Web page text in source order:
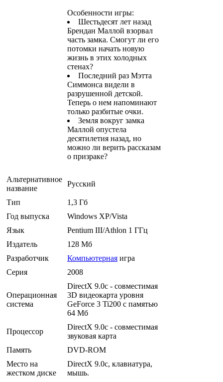
Особенности игры:
Шестьдесят лет назад
Брендан Маллой взорвал
часть замка. Смогут ли его
потомки начать новую
жизнь в этих холодных
стенах?
Последний раз Мэтта
Симмонса видели в
разрушенной детской.
Теперь о нем напоминают
только разбитые очки.
Земля вокруг замка
Маллой опустела
десятилетия назад, но
можно ли верить рассказам
о призраке?
Альтернативное
название
Русский
Тип
1,3 Гб
Год выпуска
Windows ХР/Vista
Язык
Pentium III/Athlon 1 ГГц
Издатель
128 Мб
Разработчик
Компьютерная игра
Серия
2008
Операционная
система
DirectX 9.0c - совместимая
3D видеокарта уровня
GeForce 3 Ti200 с памятью
64 Мб
Процессор
DirectX 9.0c - совместимая
звуковая карта
Память
DVD-ROM
Место на
жестком диске
DirectX 9.0с, клавиатура,
мышь.